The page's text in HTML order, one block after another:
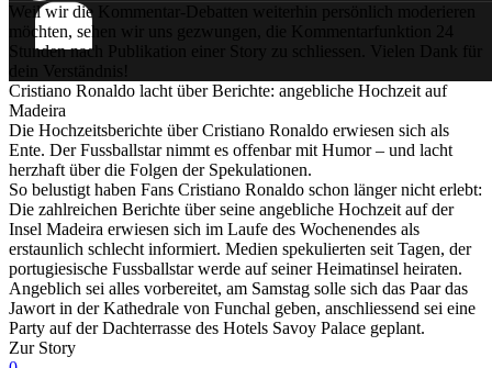
Weil wir die Kommentar-Debatten weiterhin persönlich moderieren
möchten, sehen wir uns gezwungen, die Kommentarfunktion 24
Stunden nach Publikation einer Story zu schliessen. Vielen Dank für
dein Verständnis!
Cristiano Ronaldo lacht über Berichte: angebliche Hochzeit auf
Madeira
Die Hochzeitsberichte über Cristiano Ronaldo erwiesen sich als
Ente. Der Fussballstar nimmt es offenbar mit Humor – und lacht
herzhaft über die Folgen der Spekulationen.
So belustigt haben Fans Cristiano Ronaldo schon länger nicht erlebt:
Die zahlreichen Berichte über seine angebliche Hochzeit auf der
Insel Madeira erwiesen sich im Laufe des Wochenendes als
erstaunlich schlecht informiert. Medien spekulierten seit Tagen, der
portugiesische Fussballstar werde auf seiner Heimatinsel heiraten.
Angeblich sei alles vorbereitet, am Samstag solle sich das Paar das
Jawort in der Kathedrale von Funchal geben, anschliessend sei eine
Party auf der Dachterrasse des Hotels Savoy Palace geplant.
Zur Story